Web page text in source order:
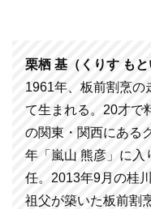
栗栖 基（くりす もと
1961年、板前割烹の
て生まれる。20才で
の関東・関西にある
年「嵐山 熊彦」に入
任。2013年9月の桂
祖父が築いた板前割